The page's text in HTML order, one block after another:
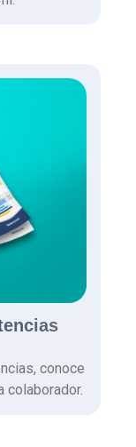
conoce
colaborador.